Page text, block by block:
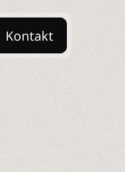
Kontakt